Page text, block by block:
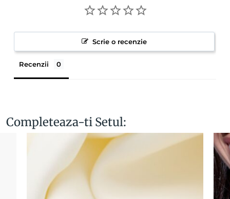
Scrie o recenzie
Recenzii
Completeaza-ti Setul: